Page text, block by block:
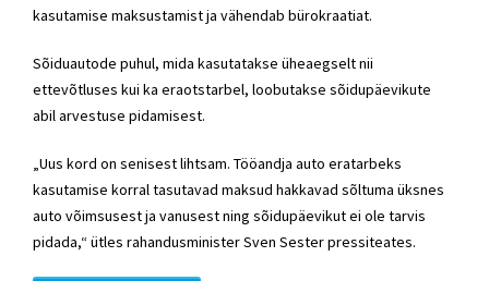
kasutamise maksustamist ja vähendab bürokraatiat.
Sõiduautode puhul, mida kasutatakse üheaegselt nii
ettevõtluses kui ka eraotstarbel, loobutakse sõidupäevikute
abil arvestuse pidamisest.
„Uus kord on senisest lihtsam. Tööandja auto eratarbeks
kasutamise korral tasutavad maksud hakkavad sõltuma üksnes
auto võimsusest ja vanusest ning sõidupäevikut ei ole tarvis
pidada,“ ütles rahandusminister Sven Sester pressiteates.